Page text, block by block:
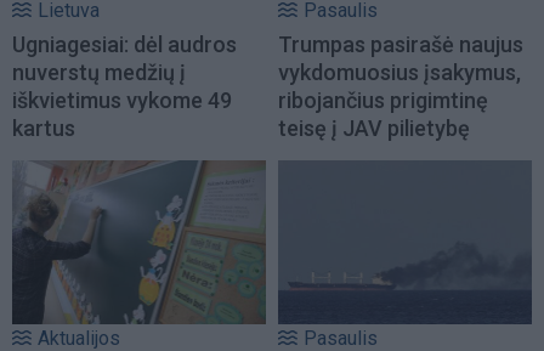
Lietuva
Ugniagesiai: dėl audros
nuverstų medžių į
iškvietimus vykome 49
kartus
Pasaulis
Trumpas pasirašė naujus
vykdomuosius įsakymus,
ribojančius prigimtinę
teisę į JAV pilietybę
Aktualijos Pasaulis